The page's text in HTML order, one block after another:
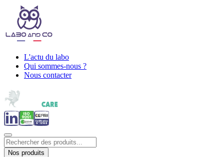
L'actu du labo
Qui sommes-nous ?
Nous contacter
Nos produits